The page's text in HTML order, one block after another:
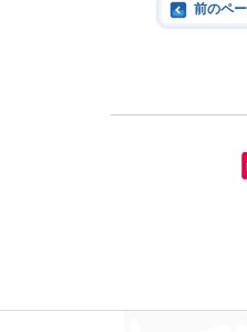
前のペ